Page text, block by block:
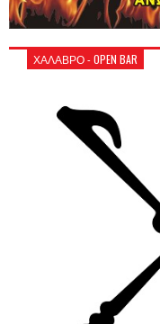
ΧΑΛΑΒΡΟ - OPEN BAR